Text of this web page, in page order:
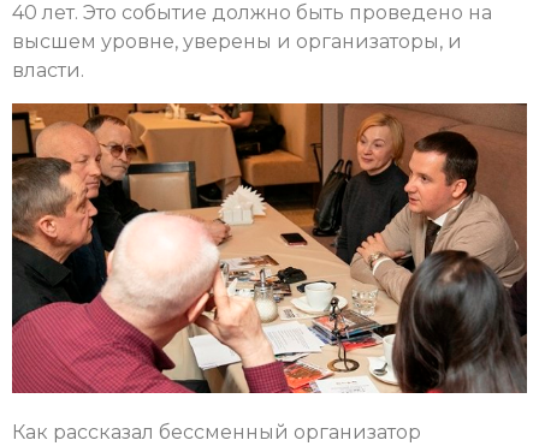
40 лет. Это событие должно быть проведено на
высшем уровне, уверены и организаторы, и
власти.
Как рассказал бессменный организатор